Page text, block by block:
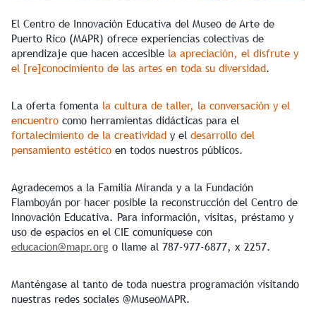
El Centro de Innovación Educativa del Museo de Arte de
Puerto Rico (MAPR) ofrece experiencias colectivas de
aprendizaje que hacen accesible la apreciación, el disfrute y
el [re]conocimiento de las artes en toda su diversidad.
La oferta fomenta la cultura de taller, la conversación y el
encuentro como herramientas didácticas para el
fortalecimiento de la creatividad y el desarrollo del
pensamiento estético en todos nuestros públicos.
Agradecemos a la Familia Miranda y a la Fundación
Flamboyán por hacer posible la reconstrucción del Centro de
Innovación Educativa. Para información, visitas, préstamo y
uso de espacios en el CIE comuníquese con
educacion@mapr.org o llame al 787-977-6877, x 2257.
Manténgase al tanto de toda nuestra programación visitando
nuestras redes sociales @MuseoMAPR.